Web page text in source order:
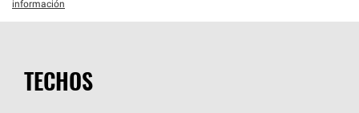
información
TECHOS